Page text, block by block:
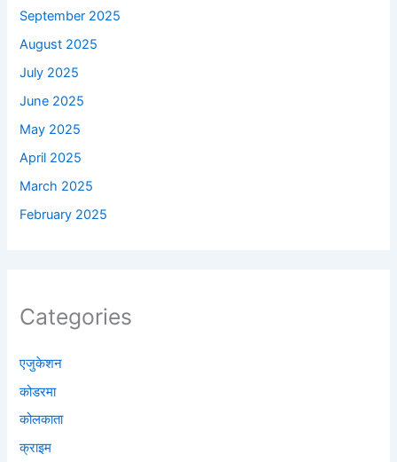
September 2025
August 2025
July 2025
June 2025
May 2025
April 2025
March 2025
February 2025
Categories
एजुकेशन
कोडरमा
कोलकाता
क्राइम